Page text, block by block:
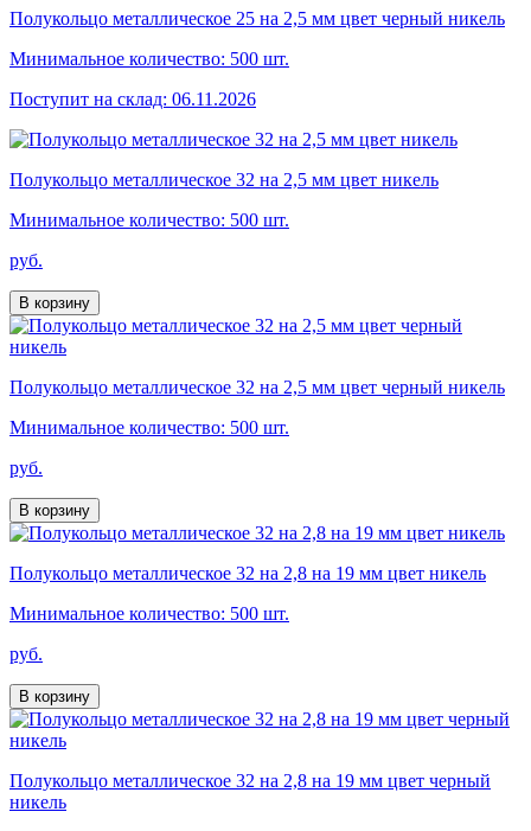
Полукольцо металлическое 25 на 2,5 мм цвет черный никель
Минимальное количество: 500 шт.
Поступит на склад: 06.11.2026
Полукольцо металлическое 32 на 2,5 мм цвет никель
Минимальное количество: 500 шт.
руб.
В корзину
Полукольцо металлическое 32 на 2,5 мм цвет черный никель
Минимальное количество: 500 шт.
руб.
В корзину
Полукольцо металлическое 32 на 2,8 на 19 мм цвет никель
Минимальное количество: 500 шт.
руб.
В корзину
Полукольцо металлическое 32 на 2,8 на 19 мм цвет черный
никель